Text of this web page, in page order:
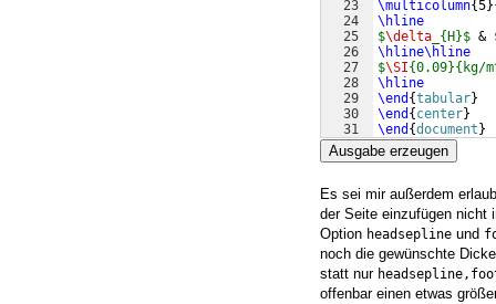
23
24
25
26
27
28
29
30
31
\multicolumn{5}
\hline
$\delta _{H}$ &
\hline\hline
$\SI{0.09}{kg/
\hline
\end {tabular}
\end { center}
\end {document }
Ausgabe erzeugen
Es sei mir außerdem
der Seite einzufügen nicht
Option headsepline und
noch die gewünschte
statt nur
offenbar einen etwas